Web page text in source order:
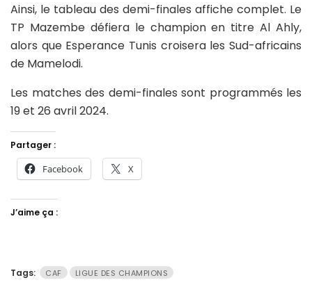
Ainsi, le tableau des demi-finales affiche complet. Le
TP Mazembe défiera le champion en titre Al Ahly,
alors que Esperance Tunis croisera les Sud-africains
de Mamelodi.
Les matches des demi-finales sont programmés les
19 et 26 avril 2024.
Partager :
Facebook X
J’aime ça :
Tags: CAF LIGUE DES CHAMPIONS